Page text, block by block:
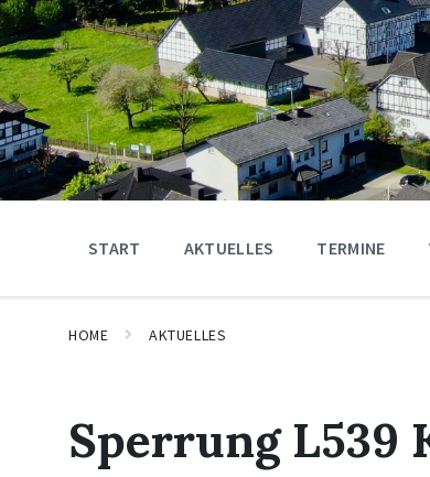
START AKTUELLES TERMINE
HOME AKTUELLES
Sperrung L539